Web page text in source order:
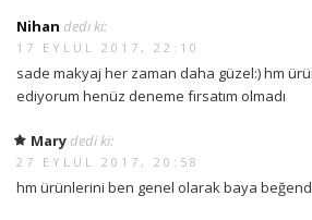
Nihan dedi ki:
17 EYLÜL 2017, 22:10
sade makyaj her zaman daha güzel:) hm
ediyorum henüz deneme fırsatım olmadı
Mary dedi ki:
27 EYLÜL 2017, 20:58
hm ürünlerini ben genel olarak baya